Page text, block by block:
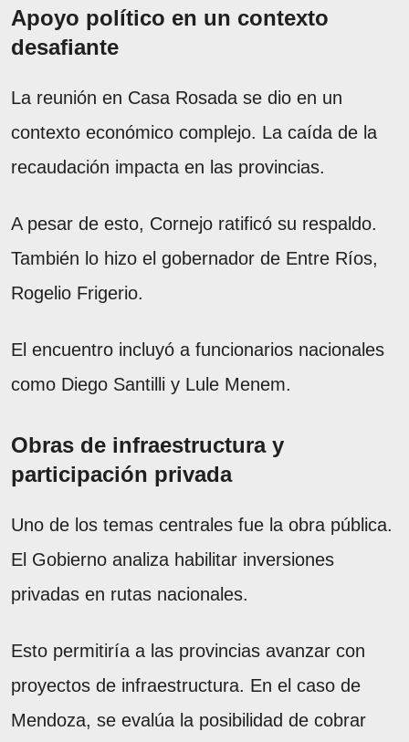
Apoyo político en un contexto
desafiante
La reunión en Casa Rosada se dio en un
contexto económico complejo. La caída de la
recaudación impacta en las provincias.
A pesar de esto, Cornejo ratificó su respaldo.
También lo hizo el gobernador de Entre Ríos,
Rogelio Frigerio.
El encuentro incluyó a funcionarios nacionales
como Diego Santilli y Lule Menem.
Obras de infraestructura y
participación privada
Uno de los temas centrales fue la obra pública.
El Gobierno analiza habilitar inversiones
privadas en rutas nacionales.
Esto permitiría a las provincias avanzar con
proyectos de infraestructura. En el caso de
Mendoza, se evalúa la posibilidad de cobrar